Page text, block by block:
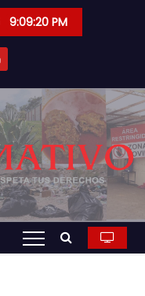
9:09:21 PM